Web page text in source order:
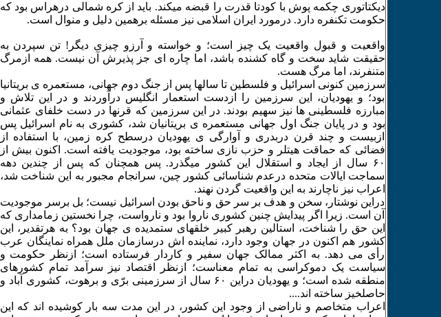
دیکتاتوری چکمه پوش با کودتا قدرت را قبضه میکند. باید از کره شمالی درهراس بود که
حکومت تکنفره دارد. درمورد ایران اسلامی نیز مسئله برهمین دلیل و منوال است.
واقعیت و قبول واقعیت یک چیز است؛ و خواسته و آرزو چیزی دیگر! تن سپردن به
حقیقت شاید سخت و گاه کشنده باشد، اما چاره ای جز پذیرش آن نیست. همه ازمرگ
متنفرند، اما مرگ هست.
سرزمین کنونی اسرائیل و فلسطین تا سالها پس از جنگ دوم جهانی، مستعمره ی بریتانیا
بود؛ و یهودیان، این سرزمین را ازدست استعمار انگلیس درآوردند و در این تلاش و
مبارزه فلسطینی ها نیز سهیم بودند. در این سرزمین که قرنها در دست خلفای عثمانی
بود و در پایان جنگ اول جهانی مستعمره ی بریتانیان شد، کشوری به نام اسرائیل پس
ازبیست و چند قرن دربدری و آوارگی ی یهودیان درسطح کره زمین، با استفاده از
فضائی که حماقت هیتلر و حزب نازی ساخته بود، موجودیت یافته است. اکنون بیش از
۶۰ سال از ایجاد و استقلال این کشور میگذرد. پس همچنان که پس از چندین دهه
سماجت ایالات متحده درعدم شناسائی کشور چین، سرانجام مجبور به این شناخت شد،
اعراب نیز ناچارند به این واقعیت گردن نهند.
دراین نوشتار، سخن و هدف بر سر حق و ناحق بودن اسرائیل نیست؛ بل برسر موجودیت
آن است. زیرا اگر پیدایش چنین کشوری ناروا بود و نارواست، چرا نخستین زمامداری که
این حق را شناخت، استالین رهبر کبیر خلقهای ستمدیده ی جهان بود؟ به هرتقدیر، این
کشور هم اکنون در جهان وجود دارد، نماینده اش درسازمان ملل همراه نماینگان عرب
رأی می دهد. به اکثر ممالک جهان سفیر و کاردار فرستاده است؛ ازنظر حکومت و
سیاست یک دموکراسی به تمام معناست؛ ازنظر اقتصاد نیز سرآمد تمام کشورهای
منطقه شده است؛ و یهودیان دراین ۶۰ سال از سرزمینی برّی و برهوت، کشوری آباد و
حاصلخیز ساخته اند....
اعراب متخاصم و ناراضی از وجود این کشور، در این مدت سه بار کوشیده اند که این